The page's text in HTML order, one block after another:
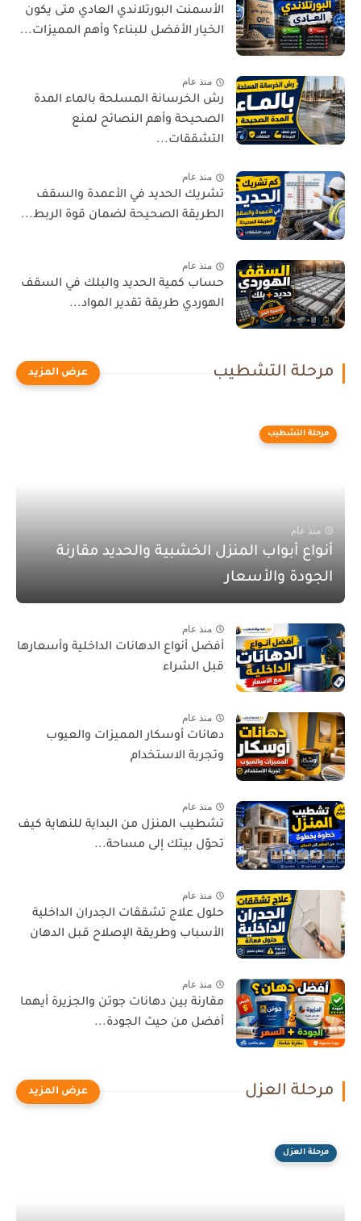
الأسمنت البورتلاندي العادي متى يكون
الخيار الأفضل للبناء؟ وأهم المميزات...
منذ عام
رش الخرسانة المسلحة بالماء المدة
الصحيحة وأهم النصائح لمنع
التشققات...
منذ عام
تشريك الحديد في الأعمدة والسقف
الطريقة الصحيحة لضمان قوة الربط...
منذ عام
حساب كمية الحديد والبلك في السقف
الهوردي طريقة تقدير المواد...
مرحلة التشطيب
مرحلة التشطيب
منذ عام
أنواع أبواب المنزل الخشبية والحديد مقارنة
الجودة والأسعار
منذ عام
أفضل أنواع الدهانات الداخلية وأسعارها
قبل الشراء
منذ عام
دهانات أوسكار المميزات والعيوب
وتجربة الاستخدام
منذ عام
تشطيب المنزل من البداية للنهاية كيف
تحوّل بيتك إلى مساحة...
منذ عام
حلول علاج تشققات الجدران الداخلية
الأسباب وطريقة الإصلاح قبل الدهان
منذ عام
مقارنة بين دهانات جوتن والجزيرة أيهما
أفضل من حيث الجودة...
مرحلة العزل
مرحلة العزل